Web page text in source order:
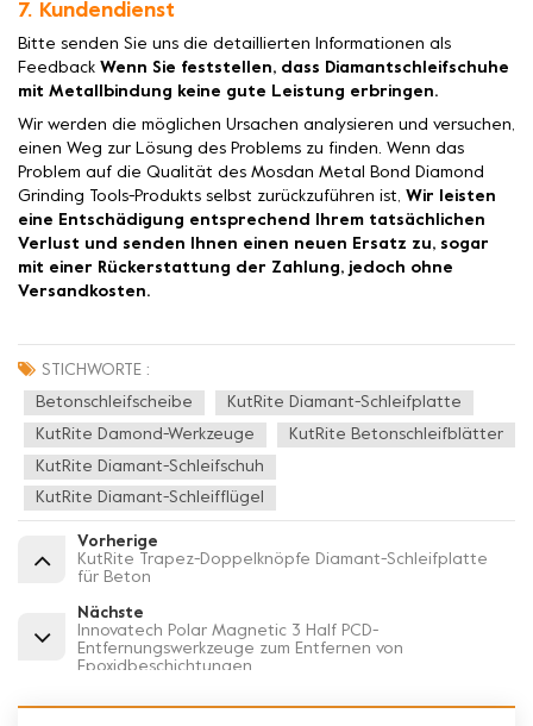
7. Kundendienst
Bitte senden Sie uns die detaillierten Informationen als
Feedback Wenn Sie feststellen, dass Diamantschleifschuhe
mit Metallbindung keine gute Leistung erbringen.
Wir werden die möglichen Ursachen analysieren und versuchen,
einen Weg zur Lösung des Problems zu finden. Wenn das
Problem auf die Qualität des Mosdan Metal Bond Diamond
Grinding Tools-Produkts selbst zurückzuführen ist, Wir leisten
eine Entschädigung entsprechend Ihrem tatsächlichen
Verlust und senden Ihnen einen neuen Ersatz zu, sogar
mit einer Rückerstattung der Zahlung, jedoch ohne
Versandkosten.
STICHWORTE :
Betonschleifscheibe KutRite Diamant-Schleifplatte
KutRite Damond-Werkzeuge KutRite Betonschleifblätter
KutRite Diamant-Schleifschuh
KutRite Diamant-Schleifflügel
Vorherige
KutRite Trapez-Doppelknöpfe Diamant-Schleifplatte
für Beton
Nächste
Innovatech Polar Magnetic 3 Half PCD-
Entfernungswerkzeuge zum Entfernen von
Epoxidbeschichtungen